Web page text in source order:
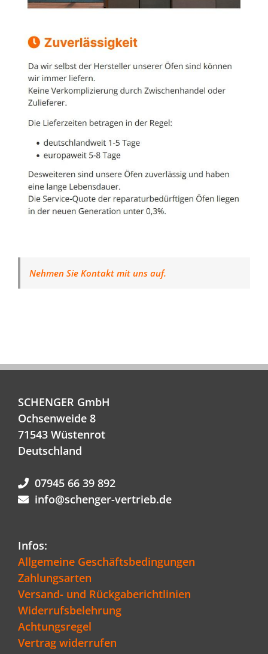
Nehmen Sie Kontakt mit uns auf.
SCHENGER GmbH
Ochsenweide 8
71543 Wüstenrot
Deutschland
07945 66 39 892
info@schenger-vertrieb.de
Infos:
Allgemeine Geschäftsbedingungen
Zahlungsarten
Versand- und Rückgaberichtlinien
Widerrufsbelehrung
Achtungsregel
Vertrag widerrufen